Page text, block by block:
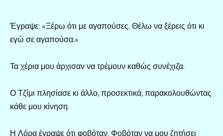
Έγραψε: «Ξέρω ότι με αγαπούσες. Θέλω να ξέρεις ότι κι
εγώ σε αγαπούσα.»
Τα χέρια μου άρχισαν να τρέμουν καθώς συνέχιζα.
Ο Τζίμι πλησίασε κι άλλο, προσεκτικά, παρακολουθώντας
κάθε μου κίνηση.
Η Λόρα έγραψε ότι φοβόταν. Φοβόταν να μου ζητήσει